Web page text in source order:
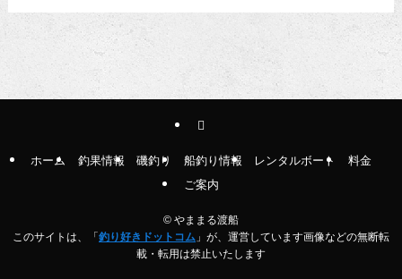
ホーム 釣果情報 磯釣り 船釣り情報 レンタルボート
料金
ご案内
© やままる渡船
このサイトは、「釣り好きドットコム 」が、運営しています画像などの無断転
載・転用は禁止いたします